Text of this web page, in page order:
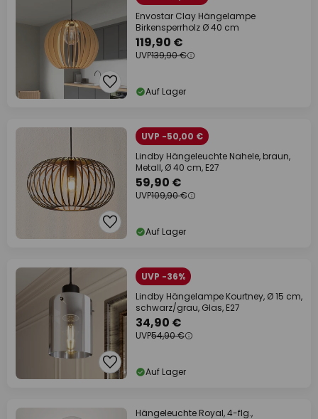
Envostar Clay Hängelampe
Birkensperrholz Ø 40 cm
119,90 €
UVP139,90 €
Auf Lager
UVP -50,00 €
Lindby Hängeleuchte Nahele, braun,
Metall, Ø 40 cm, E27
59,90 €
UVP109,90 €
Auf Lager
UVP -36%
Lindby Hängelampe Kourtney, Ø 15 cm,
schwarz/grau, Glas, E27
34,90 €
UVP54,90 €
Auf Lager
Hängeleuchte Royal, 4-flg.,